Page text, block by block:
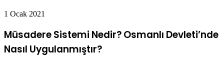
1 Ocak 2021
Müsadere Sistemi Nedir? Osmanlı Devleti’nde
Nasıl Uygulanmıştır?